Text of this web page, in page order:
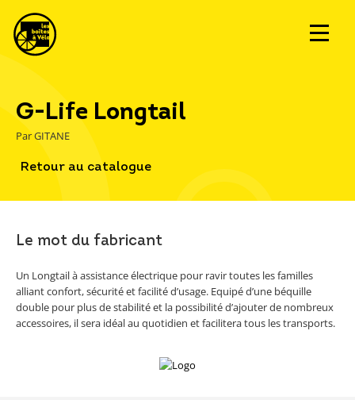
G-Life Longtail
Par GITANE
Retour au catalogue
Le mot du fabricant
Un Longtail à assistance électrique pour ravir toutes les familles
alliant confort, sécurité et facilité d’usage. Equipé d’une béquille
double pour plus de stabilité et la possibilité d’ajouter de nombreux
accessoires, il sera idéal au quotidien et facilitera tous les transports.